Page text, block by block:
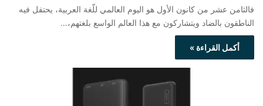
فالثامن عشر من كانون الأول هو اليوم العالمي للّغة العربية، يحتفل فيه
الناطقون بالضاد ويتشاركون مع هذا العالم الواسع بلغتهم،…
أكمل القراءة »